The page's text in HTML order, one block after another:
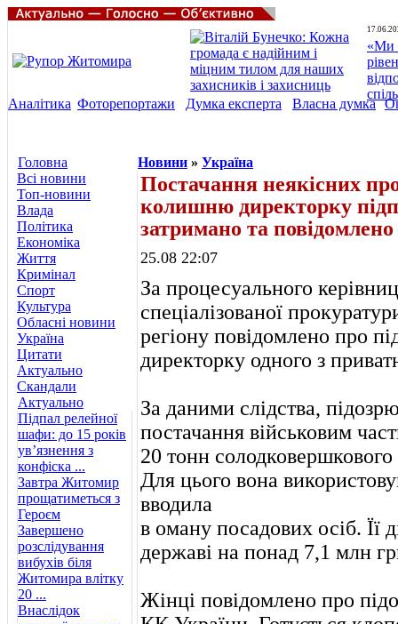
«Ми
Аналітика Фоторепортажи Думка експерта Власна думка
Головна
Всі новини
Топ-новини
Влада
Політика
Економіка
Життя
Кримінал
Спорт
Культура
Обласні новини
Україна
Цитати
Актуально
Скандали
Актуально
Підпал релейної
шафи: до 15 років
ув’язнення з
конфіска ...
Завтра Житомир
прощатиметься з
Героєм
Завершено
розслідування
вибухів біля
Житомира влітку
20 ...
Внаслідок
Новини » Україна
Постачання неякісних
колишню директорку
затримано та повідомлено
25.08 22:07
За процесуального
спеціалізованої
регіону повідомлено про
директорку одного з
За даними слідства,
постачання військовим
20 тонн
Для цього вона
вводила
в оману посадових осіб. Її
державі на понад 7,1 млн
Жінці повідомлено про